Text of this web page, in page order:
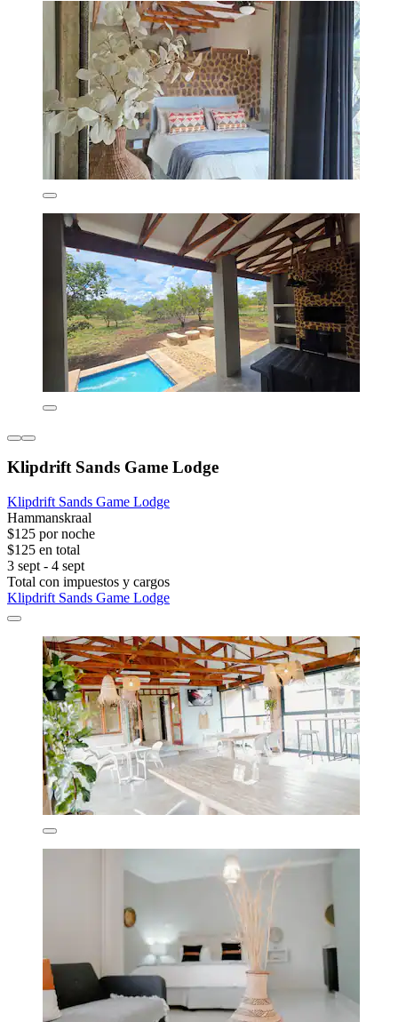
Klipdrift Sands Game Lodge
Klipdrift Sands Game Lodge
Hammanskraal
$125 por noche
$125 en total
3 sept - 4 sept
Total con impuestos y cargos
Klipdrift Sands Game Lodge